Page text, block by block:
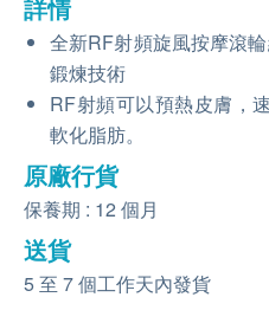
詳情
全新RF射頻旋風按摩滾
鍛煉技術
RF射頻可以預熱皮膚，
軟化脂肪。
原廠行貨
保養期 : 12 個月
送貨
5 至 7 個工作天內發貨